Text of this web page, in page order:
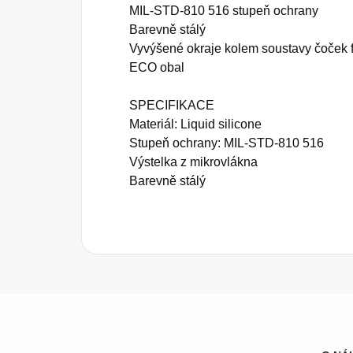
MIL-STD-810 516 stupeň ochrany
Barevně stálý
Vyvýšené okraje kolem soustavy čoček
ECO obal
SPECIFIKACE
Materiál: Liquid silicone
Stupeň ochrany: MIL-STD-810 516
Výstelka z mikrovlákna
Barevně stálý